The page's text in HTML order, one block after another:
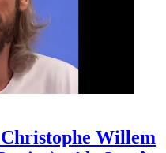
Willem